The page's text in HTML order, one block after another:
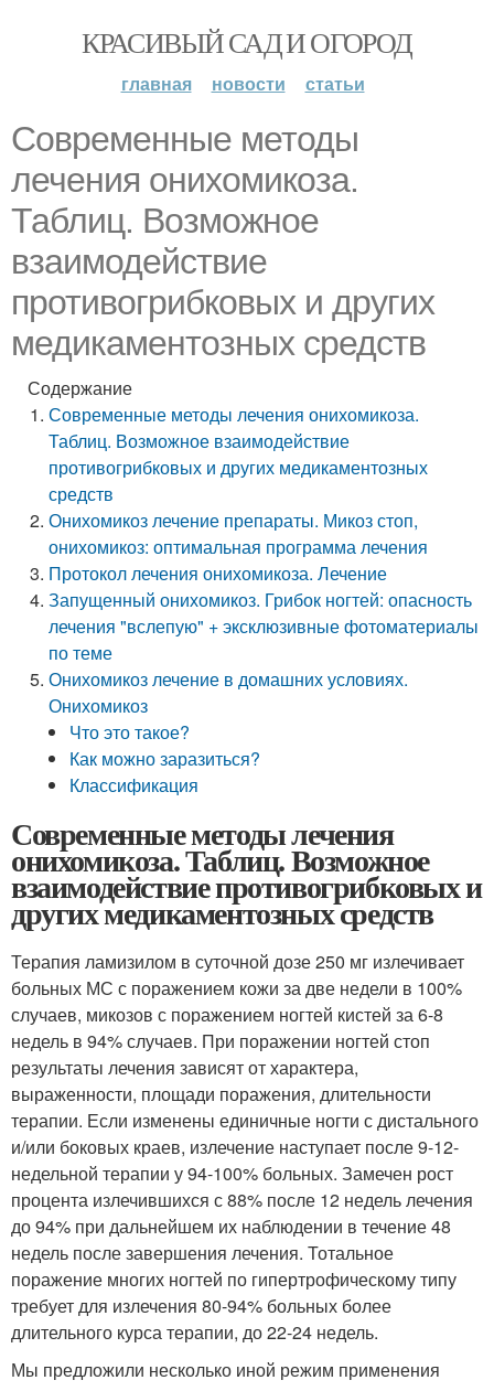
КРАСИВЫЙ САД И ОГОРОД
главная новости статьи
Современные методы
лечения онихомикоза.
Таблиц. Возможное
взаимодействие
противогрибковых и других
медикаментозных средств
Содержание
Современные методы лечения онихомикоза.
Таблиц. Возможное взаимодействие
противогрибковых и других медикаментозных
средств
Онихомикоз лечение препараты. Микоз стоп,
онихомикоз: оптимальная программа лечения
Протокол лечения онихомикоза. Лечение
Запущенный онихомикоз. Грибок ногтей: опасность
лечения "вслепую" + эксклюзивные фотоматериалы
по теме
Онихомикоз лечение в домашних условиях.
Онихомикоз
Что это такое?
Как можно заразиться?
Классификация
Современные методы лечения
онихомикоза. Таблиц. Возможное
взаимодействие противогрибковых и
других медикаментозных средств
Терапия ламизилом в суточной дозе 250 мг излечивает
больных МС с поражением кожи за две недели в 100%
случаев, микозов с поражением ногтей кистей за 6-8
недель в 94% случаев. При поражении ногтей стоп
результаты лечения зависят от характера,
выраженности, площади поражения, длительности
терапии. Если изменены единичные ногти с дистального
и/или боковых краев, излечение наступает после 9-12-
недельной терапии у 94-100% больных. Замечен рост
процента излечившихся с 88% после 12 недель лечения
до 94% при дальнейшем их наблюдении в течение 48
недель после завершения лечения. Тотальное
поражение многих ногтей по гипертрофическому типу
требует для излечения 80-94% больных более
длительного курса терапии, до 22-24 недель.
Мы предложили несколько иной режим применения